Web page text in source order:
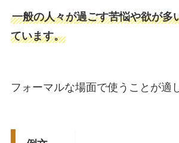
一般の人々が過ごす苦悩や欲が多
ています。
フォーマルな場面で使うことが適